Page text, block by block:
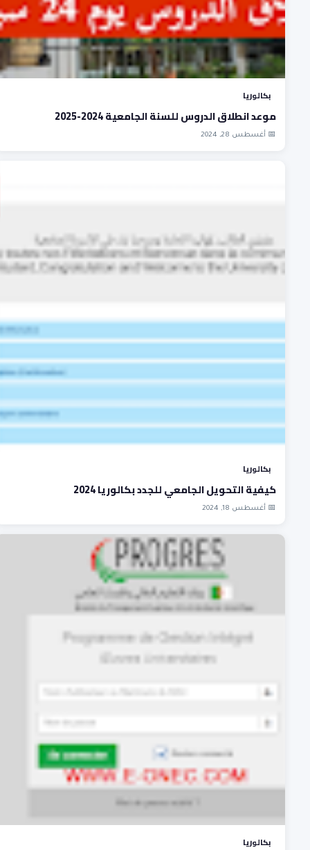
بكالوريا
موعد انطلاق الدروس للسنة الجامعية 2024-2025
📅 أغسطس 28, 2024
بكالوريا
كيفية التحويل الجامعي للجدد بكالوريا 2024
📅 أغسطس 18, 2024
بكالوريا